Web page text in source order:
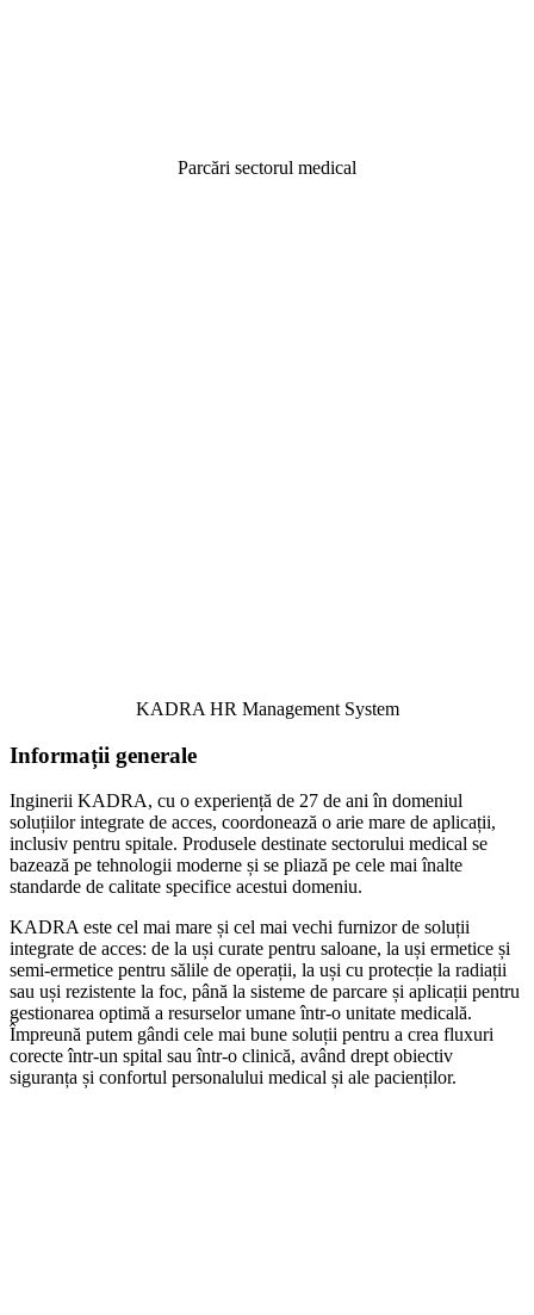
Parcări sectorul medical
KADRA HR Management System
Informații generale
Inginerii KADRA, cu o experiență de 27 de ani în domeniul
soluțiilor integrate de acces, coordonează o arie mare de aplicații,
inclusiv pentru spitale. Produsele destinate sectorului medical se
bazează pe tehnologii moderne și se pliază pe cele mai înalte
standarde de calitate specifice acestui domeniu.
KADRA este cel mai mare și cel mai vechi furnizor de soluții
integrate de acces: de la uși curate pentru saloane, la uși ermetice și
semi-ermetice pentru sălile de operații, la uși cu protecție la radiații
sau uși rezistente la foc, până la sisteme de parcare și aplicații pentru
gestionarea optimă a resurselor umane într-o unitate medicală.
Împreună putem gândi cele mai bune soluții pentru a crea fluxuri
corecte într-un spital sau într-o clinică, având drept obiectiv
siguranța și confortul personalului medical și ale pacienților.